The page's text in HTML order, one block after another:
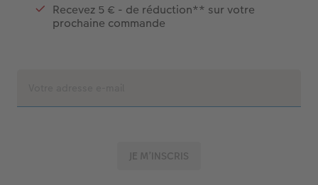
Recevez 5 € - de réduction** sur votre
prochaine commande